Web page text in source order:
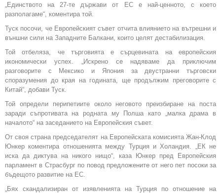
„Единството на 27-те държави от ЕС е най-ценното, с което
разполагаме“, коментира той.
Туск посочи, че Европейският съвет отчита влиянието на вътрешни и
външни сили на Западните Балкани, които целят дестабилизация.
Той отбеляза, че търговията е сърцевината на европейския
икономически успех. „Искрено се надяваме да приключим
разговорите с Мексико и Япония за двустранни търговски
споразумения до края на годината, ще продължим преговорите с
Китай“, добави Туск.
Той определи перипетиите около неговото преизбиране на поста
заради съпротивата на родната му Полша като „малка драма в
началото“ на заседанието на Европейския съвет.
От своя страна председателят на Европейската комисията Жан-Клод
Юнкер коментира отношенията между Турция и Холандия. „ЕК не
иска да диктува на никого нищо“, каза Юнкер пред Европейския
парламент в Страсбург по повод предложените от него пет посоки за
бъдещото развитие на ЕС.
„Бях скандализиран от изявленията на Турция по отношение на